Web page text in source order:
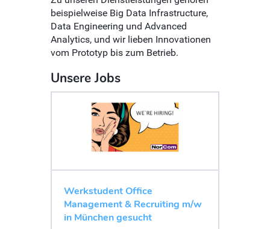
beispielweise Big Data Infrastructure,
Data Engineering und Advanced
Analytics, und wir lieben Innovationen
vom Prototyp bis zum Betrieb.
Unsere Jobs
Werkstudent Office
Management & Recruiting m/w
in München gesucht